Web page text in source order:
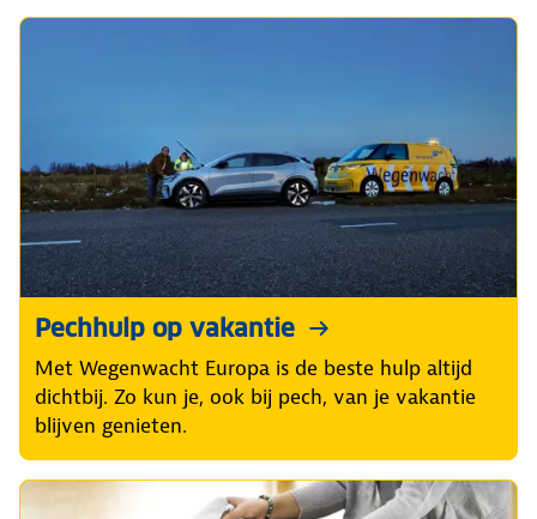
Pechhulp op vakantie
Met Wegenwacht Europa is de beste hulp altijd
dichtbij. Zo kun je, ook bij pech, van je vakantie
blijven genieten.